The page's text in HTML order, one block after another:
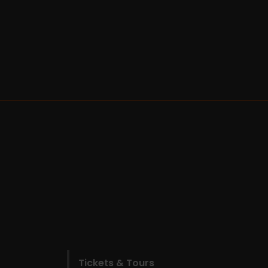
Tickets & Tours